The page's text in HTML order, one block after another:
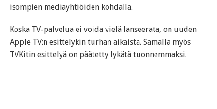
isompien mediayhtiöiden kohdalla.
Koska TV-palvelua ei voida vielä lanseerata, on uuden
Apple TV:n esittelykin turhan aikaista. Samalla myös
TVKitin esittelyä on päätetty lykätä tuonnemmaksi.